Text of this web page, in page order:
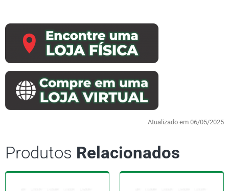
Atualizado em 06/05/2025
Produtos Relacionados